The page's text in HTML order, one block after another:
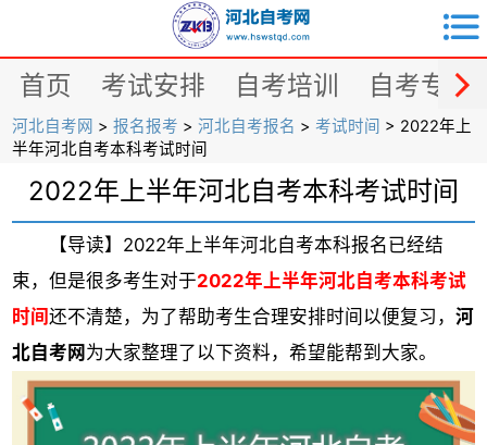

首页 考试安排 自考培训 自考专业

河北自考网 >报名报考 >河北自考报名 >考试时间 > 2022年上
半年河北自考本科考试时间
2022年上半年河北自考本科考试时间
【导读】2022年上半年河北自考本科报名已经结
束，但是很多考生对于2022年上半年河北自考本科考试
时间还不清楚，为了帮助考生合理安排时间以便复习，河
北自考网 为大家整理了以下资料，希望能帮到大家。